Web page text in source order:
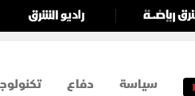
سياسة دفاع